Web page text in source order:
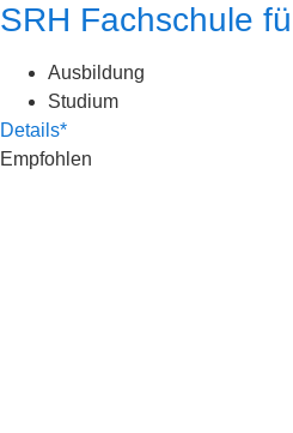
SRH Fachschule
Ausbildung
Studium
Details*
Empfohlen